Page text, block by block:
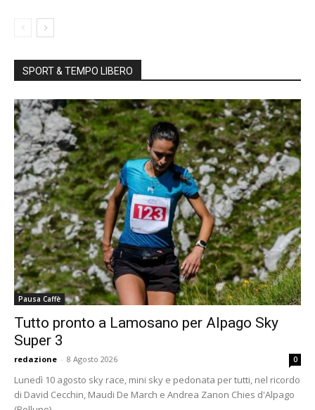
SPORT & TEMPO LIBERO
Pausa Caffè
Tutto pronto a Lamosano per Alpago Sky
Super 3
redazione - 8 Agosto 2026 0
Lunedì 10 agosto sky race, mini sky e pedonata per tutti, nel ricordo
di David Cecchin, Maudi De March e Andrea Zanon Chies d'Alpago